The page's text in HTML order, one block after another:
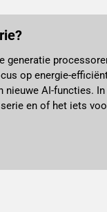
generatie
op energie-
nieuwe AI-functies.
en of het iets